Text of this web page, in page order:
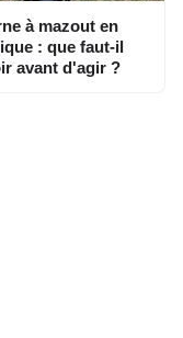
à mazout en
: que faut-il
avant d'agir ?